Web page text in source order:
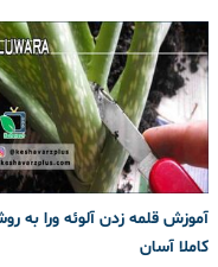
آموزش قلمه زدن آلوئه ورا به
کاملا آسان